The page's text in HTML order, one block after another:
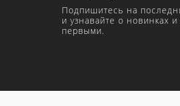
Подпишитесь на
и узнавайте о новинках
первыми.